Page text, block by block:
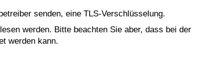
senden, eine TLS-Verschlüsselung.
werden. Bitte beachten Sie aber, dass bei der
werden kann.